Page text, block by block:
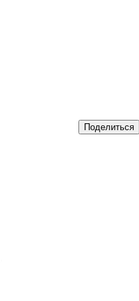
Поделиться